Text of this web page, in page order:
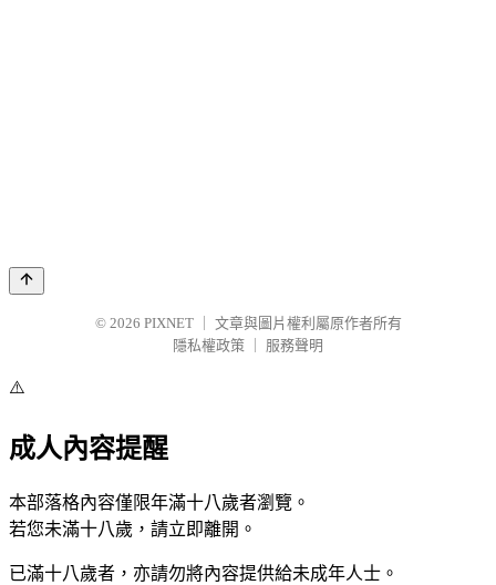
© 2026 PIXNET
文章與圖片權利屬原作者所有
隱私權政策
服務聲明
⚠️
成人內容提醒
本部落格內容僅限年滿十八歲者瀏覽。
若您未滿十八歲，請立即離開。
已滿十八歲者，亦請勿將內容提供給未成年人士。